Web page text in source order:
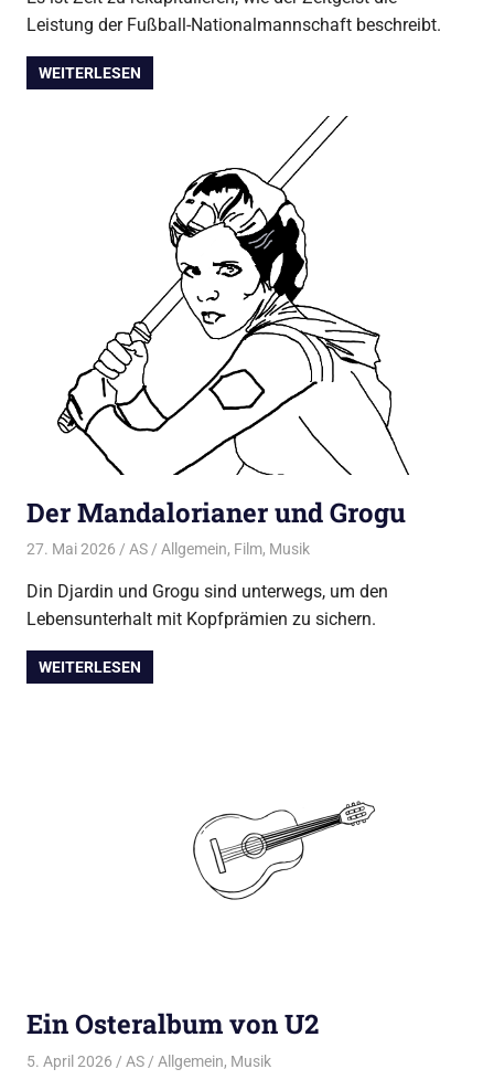
Leistung der Fußball-Nationalmannschaft beschreibt.
WEITERLESEN
Der Mandalorianer und Grogu
27. Mai 2026 AS Allgemein, Film, Musik
Din Djardin und Grogu sind unterwegs, um den
Lebensunterhalt mit Kopfprämien zu sichern.
WEITERLESEN
Ein Osteralbum von U2
5. April 2026 AS Allgemein, Musik